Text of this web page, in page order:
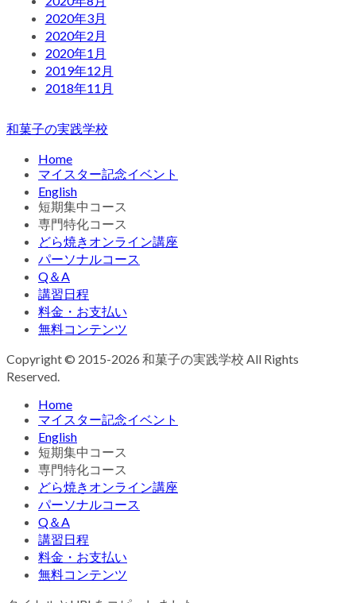
2020年3月
2020年2月
2020年1月
2019年12月
2018年11月
和菓子の実践学校
Home
マイスター記念イベント
English
短期集中コース
専門特化コース
どら焼きオンライン講座
パーソナルコース
Q＆A
講習日程
料金・お支払い
無料コンテンツ
Copyright © 2015-2026 和菓子の実践学校 All Rights
Reserved.
Home
マイスター記念イベント
English
短期集中コース
専門特化コース
どら焼きオンライン講座
パーソナルコース
Q＆A
講習日程
料金・お支払い
無料コンテンツ